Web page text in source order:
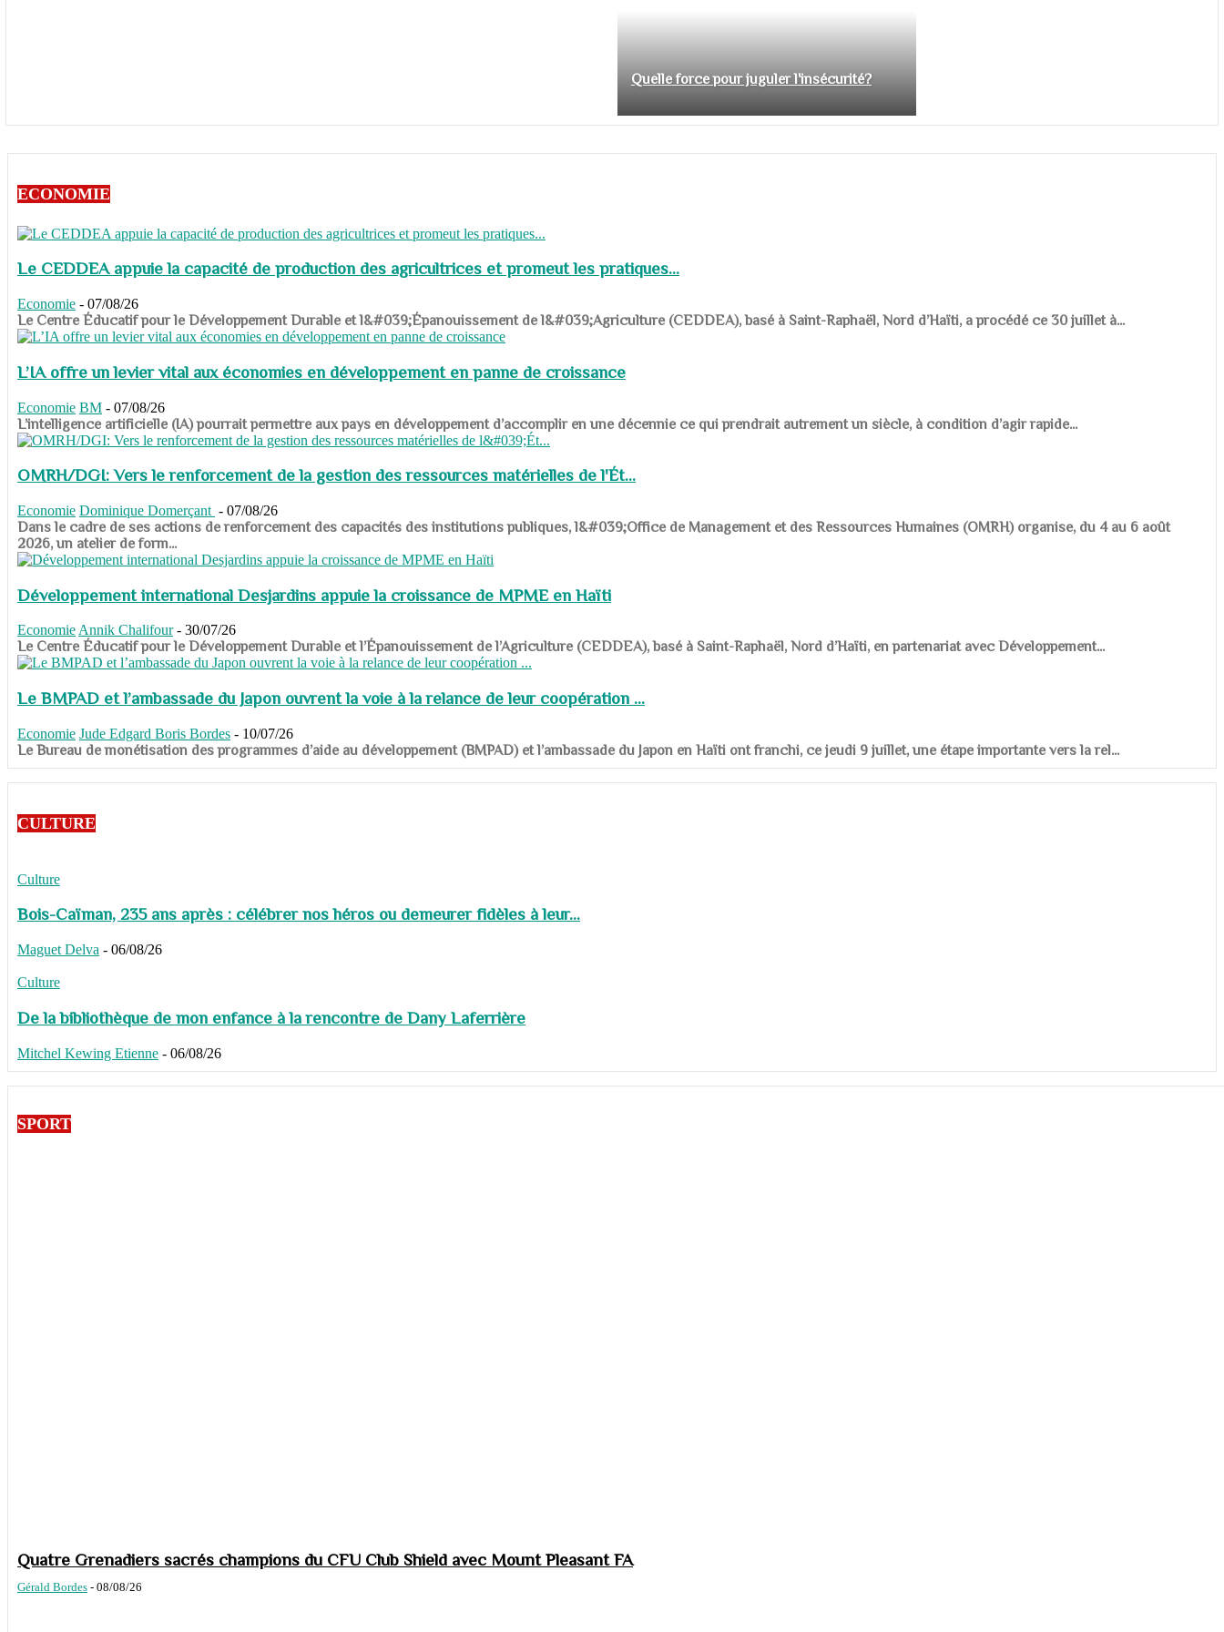
Quelle force pour juguler l'insécurité?
ECONOMIE
Le CEDDEA appuie la capacité de production des agricultrices et promeut les pratiques...
Economie - 07/08/26
​​​​​​​Le Centre Éducatif pour le Développement Durable et l&#039;Épanouissement de l&#039;Agriculture (CEDDEA), basé à Saint-Raphaël, Nord d’Haïti, a procédé ce 30 juillet à...
L’IA offre un levier vital aux économies en développement en panne de croissance
Economie BM - 07/08/26
​​​​​​​L’intelligence artificielle (IA) pourrait permettre aux pays en développement d’accomplir en une décennie ce qui prendrait autrement un siècle, à condition d’agir rapide...
OMRH/DGI: Vers le renforcement de la gestion des ressources matérielles de l'Ét...
Economie Dominique Domerçant - 07/08/26
Dans le cadre de ses actions de renforcement des capacités des institutions publiques, l&#039;Office de Management et des Ressources Humaines (OMRH) organise, du 4 au 6 août
2026, un atelier de form...
Développement international Desjardins appuie la croissance de MPME en Haïti
Economie Annik Chalifour - 30/07/26
​​​​​​​Le Centre Éducatif pour le Développement Durable et l’Épanouissement de l’Agriculture (CEDDEA), basé à Saint-Raphaël, Nord d’Haïti, en partenariat avec Développement...
Le BMPAD et l’ambassade du Japon ouvrent la voie à la relance de leur coopération ...
Economie Jude Edgard Boris Bordes - 10/07/26
​​​​​​​Le Bureau de monétisation des programmes d’aide au développement (BMPAD) et l’ambassade du Japon en Haïti ont franchi, ce jeudi 9 juillet, une étape importante vers la rel...
CULTURE
Culture
Bois-Caïman, 235 ans après : célébrer nos héros ou demeurer fidèles à leur...
Maguet Delva - 06/08/26
Culture
De la bibliothèque de mon enfance à la rencontre de Dany Laferrière
Mitchel Kewing Etienne - 06/08/26
SPORT
Quatre Grenadiers sacrés champions du CFU Club Shield avec Mount Pleasant FA
Gérald Bordes - 08/08/26